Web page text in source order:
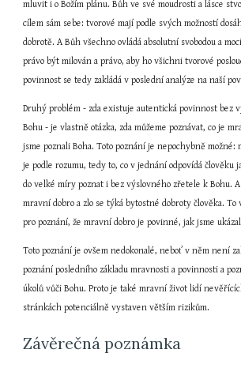
mluvit i o Božím plánu. Bůh ve své moudrosti a lásce
cílem sám sebe: tvorové mají podle svých možností
dobrotě. A Bůh všechno ovládá absolutní svobodou a
právo být milován a právo, aby ho všichni tvorové
povinnost se tedy zakládá v poslední analýze na naší
Druhý problém - zda existuje autentická povinnost bez
Bohu - je vlastně otázka, zda můžeme poznávat, co je
jsme poznali Boha. Toto poznání je nepochybně možné:
je podle rozumu, tedy to, co v jednání odpovídá člověku
do velké míry poznat i bez výslovného zřetele k Bohu.
mravní dobro a zlo se týká bytostné dobroty člověka. To
pro poznání, že mravní dobro je povinné, jak jsme
Toto poznání je ovšem nedokonalé, neboť v něm není
poznání posledního základu mravnosti a povinnosti a
úkolů vůči Bohu. Proto je také mravní život lidí
stránkách potenciálně vystaven větším rizikům.
Závěrečná poznámka